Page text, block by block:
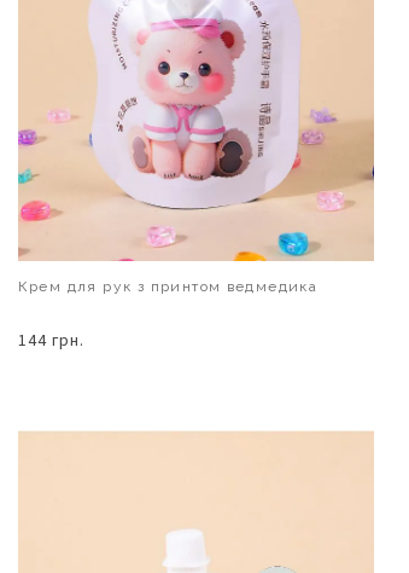
Крем для рук з принтом ведмедика
144 грн.